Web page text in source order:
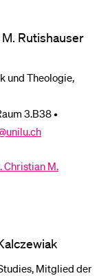
Rutishauser
und Theologie,
3.B38 •
Christian M.
Mitglied der